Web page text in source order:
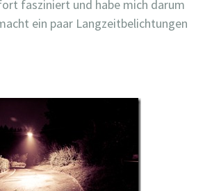
fasziniert und habe mich darum
ein paar Langzeitbelichtungen